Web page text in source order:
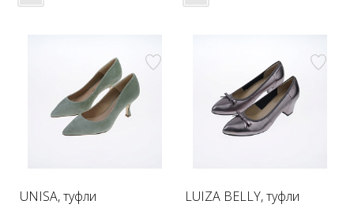
UNISA, туфли LUIZA BELLY, туфли